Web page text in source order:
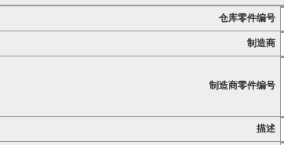
仓库零件编号
制造商
制造商零件编号
描述